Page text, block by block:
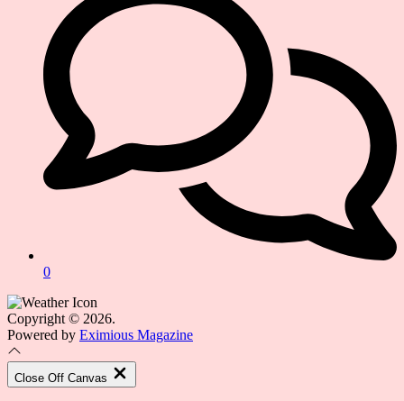
0
Copyright © 2026.
Powered by Eximious Magazine
Close Off Canvas